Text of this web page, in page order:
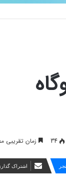
34 زمان تقریبی
اشتراک